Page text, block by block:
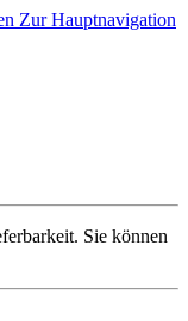
Zur Hauptnavigation
Sie können